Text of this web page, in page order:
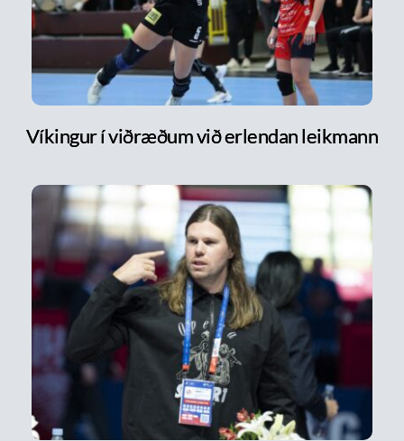
Víkingur í viðræðum við erlendan leikmann